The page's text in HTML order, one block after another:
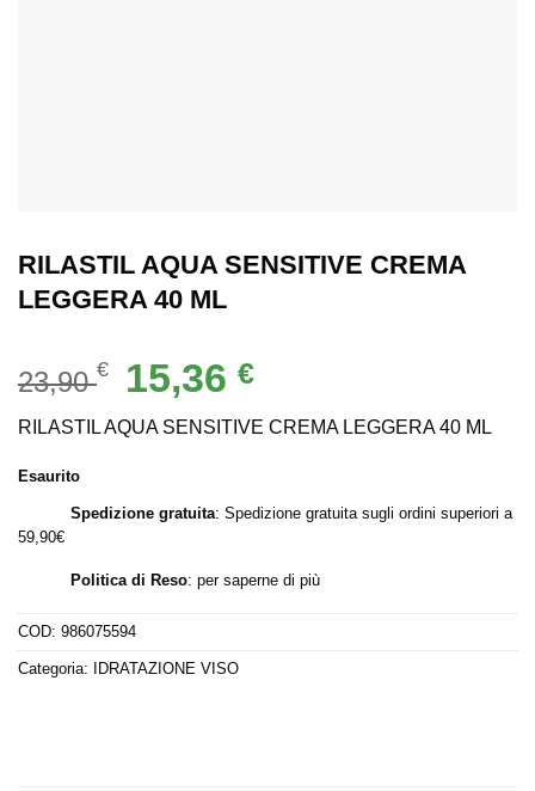
RILASTIL AQUA SENSITIVE CREMA
LEGGERA 40 ML
23,90€
Il
prezzo
originale
15,36€Il
attuale
RILASTIL AQUA SENSITIVE CREMA LEGGERA 40 ML
Esaurito
Spedizione gratuita: Spedizione gratuita sugli ordini superiori a
59,90€
Politica di Reso: per saperne di più
COD: 986075594
Categoria: IDRATAZIONE VISO